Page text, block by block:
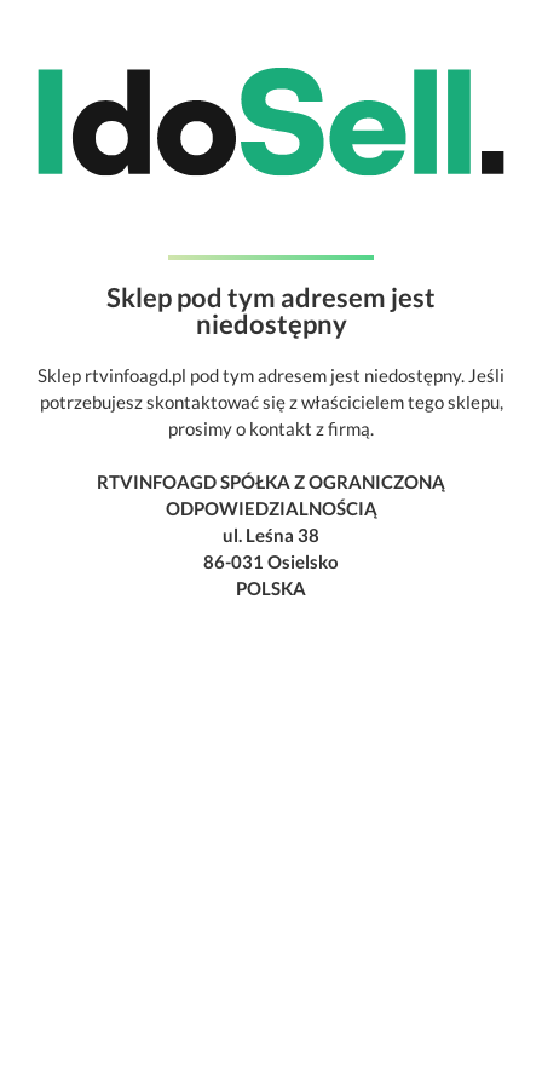
Sklep pod tym adresem jest
niedostępny
Sklep rtvinfoagd.pl pod tym adresem jest niedostępny. Jeśli
potrzebujesz skontaktować się z właścicielem tego sklepu,
prosimy o kontakt z firmą.
RTVINFOAGD SPÓŁKA Z OGRANICZONĄ
ODPOWIEDZIALNOŚCIĄ
ul. Leśna 38
86-031 Osielsko
POLSKA